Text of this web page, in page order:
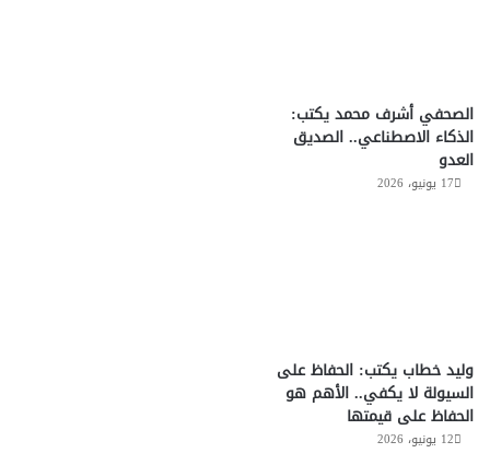
الصحفي أشرف محمد يكتب:
الذكاء الاصطناعي.. الصديق
العدو
17 يونيو، 2026
وليد خطاب يكتب: الحفاظ على
السيولة لا يكفي.. الأهم هو
الحفاظ على قيمتها
12 يونيو، 2026